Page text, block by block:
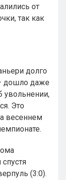
от
так как
долго
дошло даже
увольнении,
Это
весеннем
(3:0).